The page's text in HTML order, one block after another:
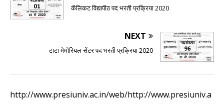
कॅलिकट विद्यापीठ पद भरती प्रक्रिया 2020
NEXT
टाटा मेमोरियल सेंटर पद भरती प्रक्रिया 2020
http://www.presiuniv.ac.in/web/http://www.presiuniv.a